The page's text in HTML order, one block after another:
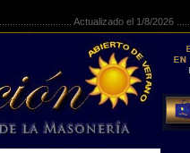
Actualizado el 1/8/2026